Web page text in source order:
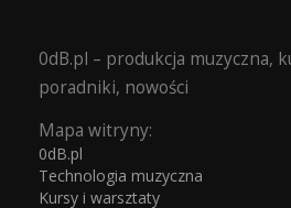
0dB.pl – produkcja muzyczna,
poradniki, nowości
Mapa witryny:
0dB.pl
Technologia muzyczna
Kursy i warsztaty